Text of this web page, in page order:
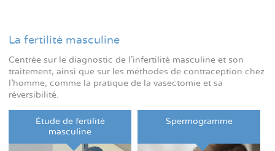
La fertilité masculine
Centrée sur le diagnostic de l'infertilité masculine et son
traitement, ainsi que sur les méthodes de contraception chez
l'homme, comme la pratique de la vasectomie et sa
réversibilité.
Étude de fertilité
masculine
Spermogramme